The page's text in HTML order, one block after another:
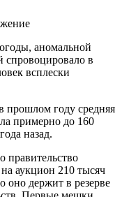
аномальной
спровоцировало в
всплески
прошлом году средняя
примерно до 160
назад.
правительство
аукцион 210 тысяч
оно держит в резерве